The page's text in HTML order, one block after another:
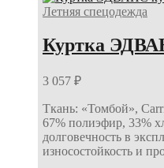
Летняя спецодежда
Куртка
3 057 ₽
Ткань: «Томбой»,
67% полиэфир, 33%
долговечность в
износостойкость и